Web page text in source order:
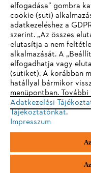
Szerviz
Adatvédelem
Jogi információk
Andreas Stihl
Székhely: H-2051
IHR
Sie nutzen einen
eine optimale Nutzung
einem der folgenden
Firefox
elfogadása” gombra
cookie (süti)
adatkezeléshez a
szerint. „Az összes
elutasítja a nem
alkalmazását. A
elfogadhatja vagy
(sütiket). A korábban
hatállyal bármikor
menüpontban.
Adatkezelési
Tájékoztatónkat.
Impresszum